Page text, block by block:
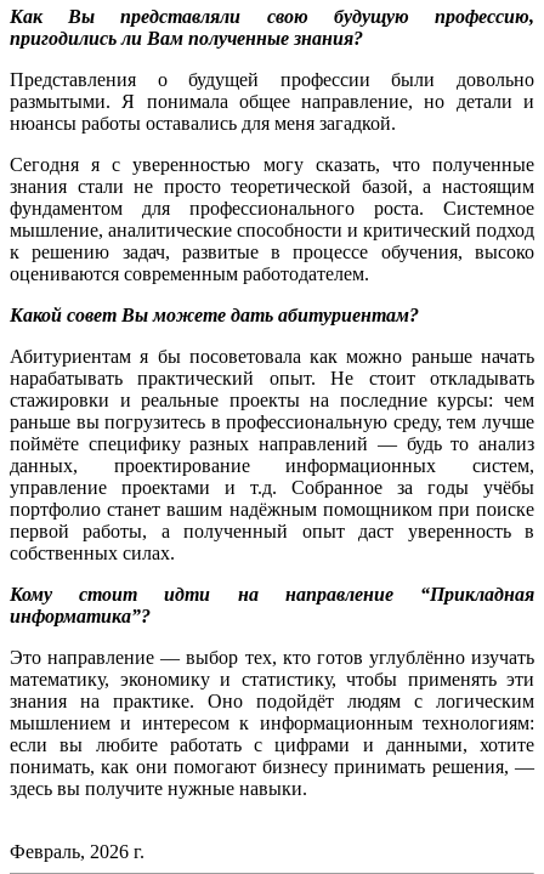
Как Вы представляли свою будущую профессию,
пригодились ли Вам полученные знания?
Представления о будущей профессии были довольно
размытыми. Я понимала общее направление, но детали и
нюансы работы оставались для меня загадкой.
Сегодня я с уверенностью могу сказать, что полученные
знания стали не просто теоретической базой, а настоящим
фундаментом для профессионального роста. Системное
мышление, аналитические способности и критический подход
к решению задач, развитые в процессе обучения, высоко
оцениваются современным работодателем.
Какой совет Вы можете дать абитуриентам?
Абитуриентам я бы посоветовала как можно раньше начать
нарабатывать практический опыт. Не стоит откладывать
стажировки и реальные проекты на последние курсы: чем
раньше вы погрузитесь в профессиональную среду, тем лучше
поймёте специфику разных направлений — будь то анализ
данных, проектирование информационных систем,
управление проектами и т.д. Собранное за годы учёбы
портфолио станет вашим надёжным помощником при поиске
первой работы, а полученный опыт даст уверенность в
собственных силах.
Кому стоит идти на направление “Прикладная
информатика”?
Это направление — выбор тех, кто готов углублённо изучать
математику, экономику и статистику, чтобы применять эти
знания на практике. Оно подойдёт людям с логическим
мышлением и интересом к информационным технологиям:
если вы любите работать с цифрами и данными, хотите
понимать, как они помогают бизнесу принимать решения, —
здесь вы получите нужные навыки.
Февраль, 2026 г.